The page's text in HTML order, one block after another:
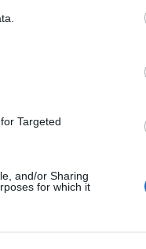
Targeted
and/or Sharing
for which it
kedvezményes
épületek